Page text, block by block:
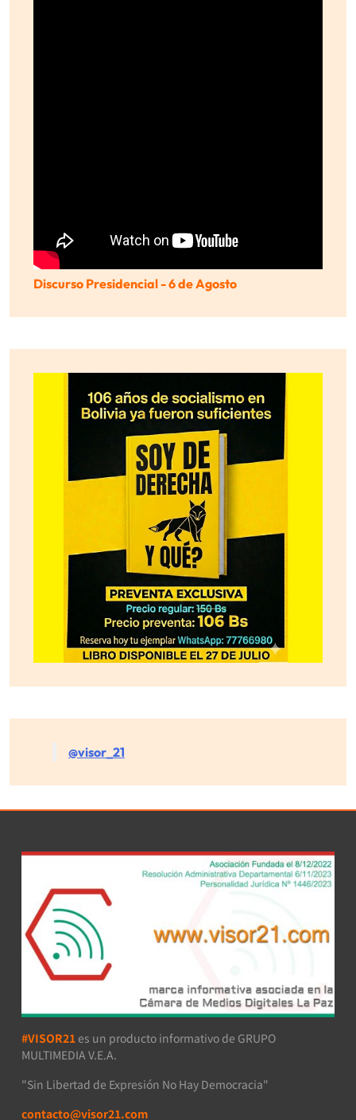
Discurso Presidencial - 6 de Agosto
@visor_21
#VISOR21 es un producto informativo de GRUPO
MULTIMEDIA V.E.A.
"Sin Libertad de Expresión No Hay Democracia"
contacto@visor21.com